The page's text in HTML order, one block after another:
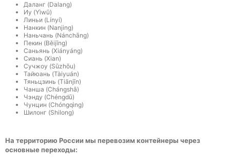
Даланг (Dalang)
Иу (Yìwū)
Линьи (Línyí)
Нанкин (Nanjing)
Наньчань (Nánchāng)
Пекин (Běijīng)
Саньянь (Xiányáng)
Сиань (Xian)
Сучжоу (Sūzhōu)
Тайюань (Tàiyuán)
Тяньцзинь (Tiānjīn)
Чанша (Chángshā)
Чэнду (Chéngdū)
Чунцин (Chóngqìng)
Шилонг (Shilong)
На территорию России мы перевозим контейнеры через
основные переходы: